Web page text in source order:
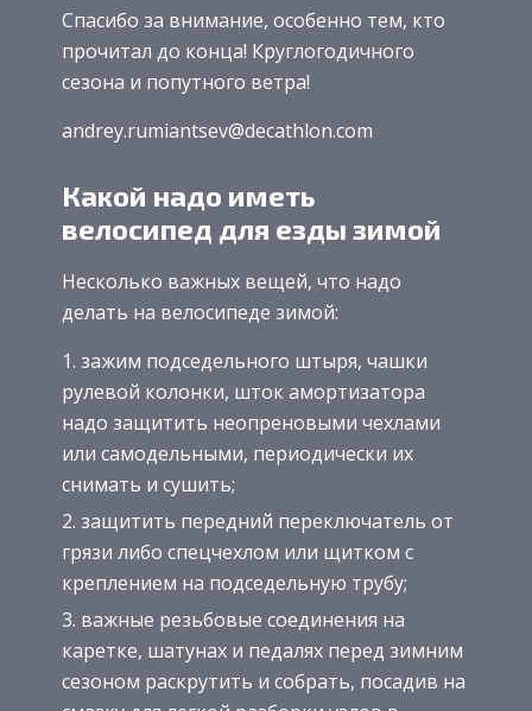
Спасибо за внимание, особенно тем, кто
прочитал до конца! Круглогодичного
сезона и попутного ветра!
andrey.rumiantsev@decathlon.com
Какой надо иметь
велосипед для езды зимой
Несколько важных вещей, что надо
делать на велосипеде зимой:
зажим подседельного штыря, чашки
рулевой колонки, шток амортизатора
надо защитить неопреновыми чехлами
или самодельными, периодически их
снимать и сушить;
защитить передний переключатель от
грязи либо спецчехлом или щитком с
креплением на подседельную трубу;
важные резьбовые соединения на
каретке, шатунах и педалях перед зимним
сезоном раскрутить и собрать, посадив на